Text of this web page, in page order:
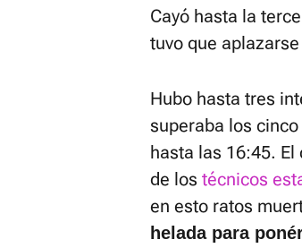
Cayó hasta la
tuvo que
Hubo hasta tres
superaba los
hasta las 16:45.
de los técnicos
en esto ratos
helada para